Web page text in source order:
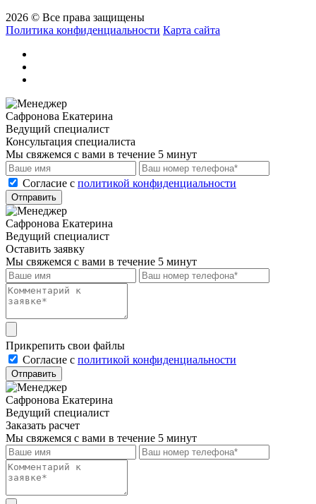
2026 © Все права защищены
Политика конфиденциальности Карта сайта
Сафронова Екатерина
Ведущий специалист
Консультация специалиста
Мы свяжемся с вами в течение 5 минут
Cогласие с политикой конфиденциальности
Отправить
Сафронова Екатерина
Ведущий специалист
Оставить заявку
Мы свяжемся с вами в течение 5 минут
Прикрепить свои файлы
Cогласие с политикой конфиденциальности
Отправить
Сафронова Екатерина
Ведущий специалист
Заказать расчет
Мы свяжемся с вами в течение 5 минут